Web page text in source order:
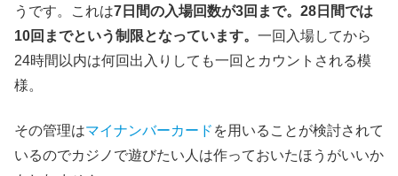
うです。これは7日間の入場回数が3回まで。28日間では
10回までという制限となっています。 一回入場してから
24時間以内は何回出入りしても一回とカウントされる模
様。
その管理はマイナンバーカード を用いることが検討されて
いるのでカジノで遊びたい人は作っておいたほうがいいか